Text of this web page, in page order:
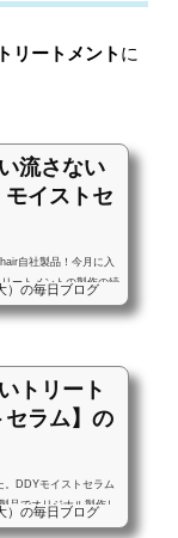
リートメント に
流さない
モイストセ
自社製品！今月に入
ートメントの製作の続
い方の髪の保湿剤で
ないのを希望される方
も乾燥します。ですの
）の毎日ブログ
トリート
セラム】の
。DDYモイストセラム
品でオリジナル製作し
オリジナル・自社製
）の毎日ブログ